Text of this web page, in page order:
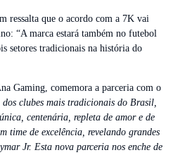
ressalta que o acordo com a 7K vai
“A marca estará também no futebol
setores tradicionais na história do
Gaming, comemora a parceria com o
dos clubes mais tradicionais do Brasil,
centenária, repleta de amor e de
time de excelência, revelando grandes
Jr. Esta nova parceria nos enche de